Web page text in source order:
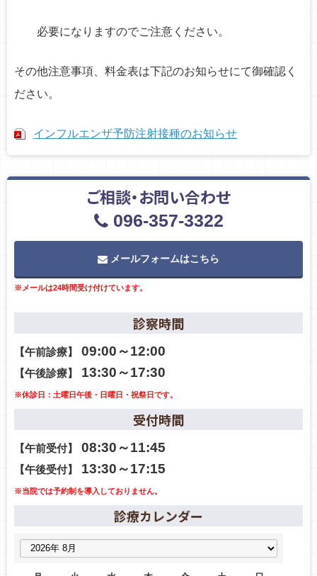
必要になりますのでご注意ください。
その他注意事項、料金表は下記のお知らせにて御確認く
ださい。
インフルエンザ予防注射接種のお知らせ
ご相談・お問い合わせ
096-357-3322
メールフォームはこちら
※メールは24時間受け付けています。
診察時間
【午前診療】 09:00～12:00
【午後診療】 13:30～17:30
※休診日：土曜日午後・日曜日・祝祭日です。
受付時間
【午前受付】 08:30～11:45
【午後受付】 13:30～17:15
※当院では予約制を導入しておりません。
診療カレンダー